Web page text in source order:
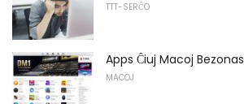
TTT-SERĈO
Apps Ĉiuj Macoj Bezonas
MACOJ